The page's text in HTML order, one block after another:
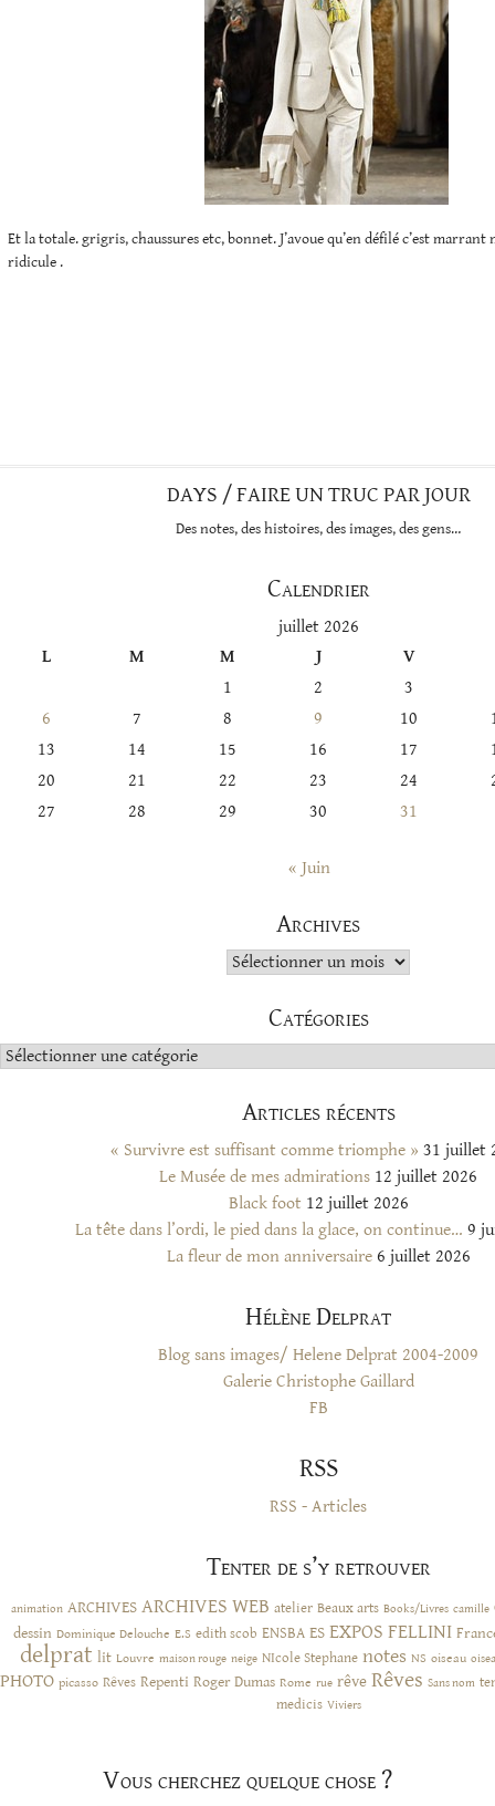
Et la totale. grigris, chaussures etc, bonnet. J’avoue qu’en défilé c’est marrant
ridicule .
DAYS / FAIRE UN TRUC PAR JOUR
Des notes, des histoires, des images, des gens…
Calendrier
juillet 2026
L
M M J
V
1
2
3
6
7 8 9 10
13
14 15 16 17
20
21 22 23 24
27
28 29 30 31
« Juin
Archives
Archives
Catégories
Catégories
Articles récents
« Survivre est suffisant comme triomphe » 31 juillet
Le Musée de mes admirations 12 juillet 2026
Black foot 12 juillet 2026
La tête dans l’ordi, le pied dans la glace, on continue… 9
La fleur de mon anniversaire 6 juillet 2026
Hélène Delprat
Blog sans images/ Helene Delprat 2004-2009
Galerie Christophe Gaillard
FB
RSS
RSS - Articles
Tenter de s’y retrouver
animation ARCHIVES ARCHIVES WEB atelier Beaux arts Books/Livres camille
dessin Dominique Delouche E.S edith scob ENSBA ES EXPOS FELLINI
delprat lit Louvre maison rouge neige NIcole Stephane notes NS oiseau
PHOTO picasso Rêves Repenti Roger Dumas Rome rue rêve Rêves Sans nom
medicis Viviers
Vous cherchez quelque chose ?